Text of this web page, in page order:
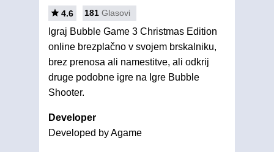
4.6 181 Glasovi
Igraj Bubble Game 3 Christmas Edition
online brezplačno v svojem brskalniku,
brez prenosa ali namestitve, ali odkrij
druge podobne igre na Igre Bubble
Shooter.
Developer
Developed by Agame